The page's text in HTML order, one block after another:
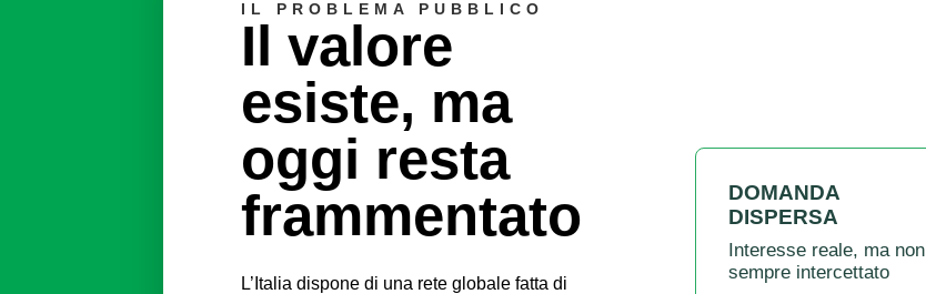
IL PROBLEMA PUBBLICO
Il valore
esiste, ma
oggi resta
frammentato
L’Italia dispone di una rete globale fatta di
DOMANDA
DISPERSA
Interesse reale, ma non
sempre intercettato